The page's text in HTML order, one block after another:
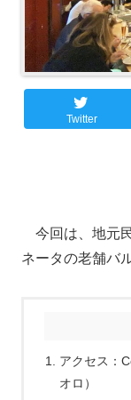
Twitter
今回は、地元
ネータの老舗バ
アクセス：
オロ）